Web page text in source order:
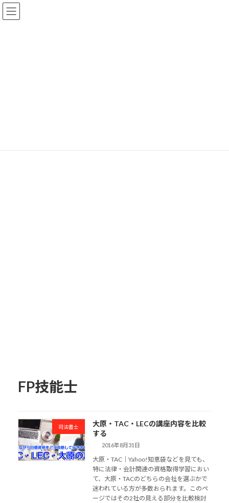
コ
ン
ナ
ビ
FP技能士
司法書士
大原・TAC・LECの講座内容を比較
する
2016年8月31日
大原・TAC｜Yahoo!知恵袋などを見ても、
特に法律・会計関連の資格取得学習におい
て、大原・TACのどちらの会社を選ぶかで
迷われている方が多数おられます。このペ
ージではその2社の見える部分を比較検討